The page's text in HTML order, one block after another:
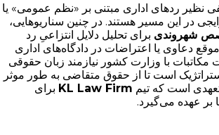
نظیر ردهای اداری مبتنی بر «نظم عمومی» یا
در این مسیر هستند. در چنین سناریوهایی،
شهروندی برای تحلیل دلایل انتزاعیِ رد
دعاوی یا اعتراضات در دادگاه‌های اداری
با وزارت کشور نیازمند زبان حقوقی
است تا از حقوق متقاضی به طور موثر
است که تیم KL Law Firm برای
بر عهده می‌گیرد.